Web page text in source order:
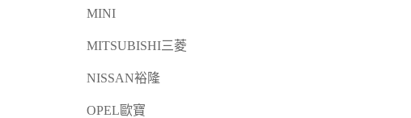
MINI
MITSUBISHI三菱
NISSAN裕隆
OPEL歐寶